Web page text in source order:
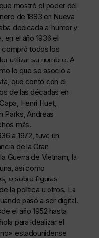
mostró el poder del
de 1883 en Nueva
dedicada al humor y
en el año 1936 el
compró todos los
utilizar su nombre. A
lo que se asoció a
que contó con el
de las décadas en
Henri Huet,
Parks, Andreas
más.
a 1972, tuvo un
de la Gran
Guerra de Vietnam, la
así como
o sobre figuras
la política u otros. La
pasó a ser digital.
el año 1952 hasta
para idealizar el
estadounidense